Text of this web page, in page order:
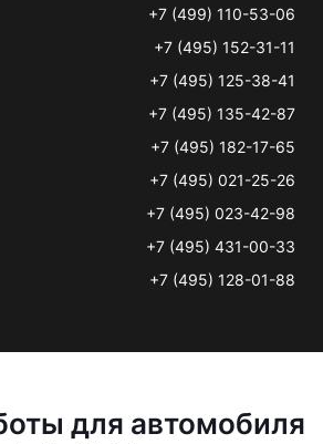
+7 (499) 110-53-06
+7 (495) 152-31-11
+7 (495) 125-38-41
+7 (495) 135-42-87
+7 (495) 182-17-65
+7 (495) 021-25-26
+7 (495) 023-42-98
+7 (495) 431-00-33
+7 (495) 128-01-88
для автомобиля